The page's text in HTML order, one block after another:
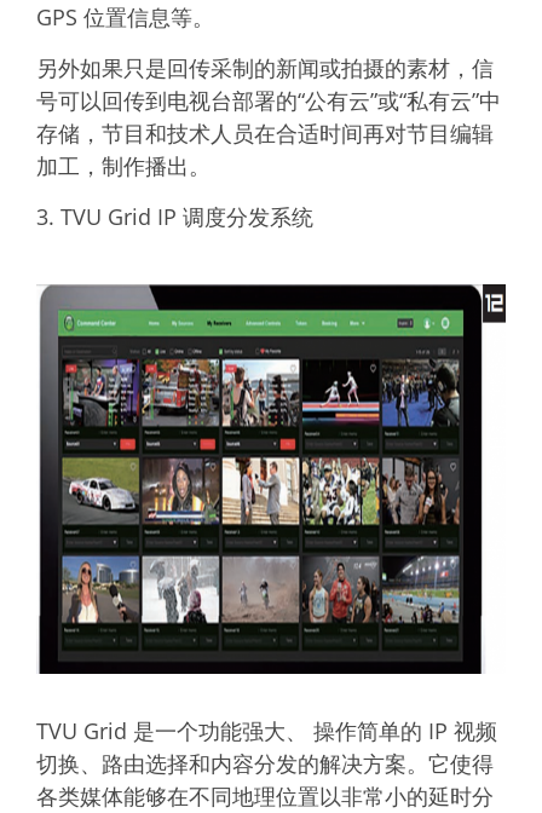
GPS 位置信息等。
另外如果只是回传采制的新闻或拍摄的素材，信
号可以回传到电视台部署的“公有云”或“私有云”中
存储，节目和技术人员在合适时间再对节目编辑
加工，制作播出。
3. TVU Grid IP 调度分发系统
TVU Grid 是一个功能强大、 操作简单的 IP 视频
切换、路由选择和内容分发的解决方案。它使得
各类媒体能够在不同地理位置以非常小的延时分